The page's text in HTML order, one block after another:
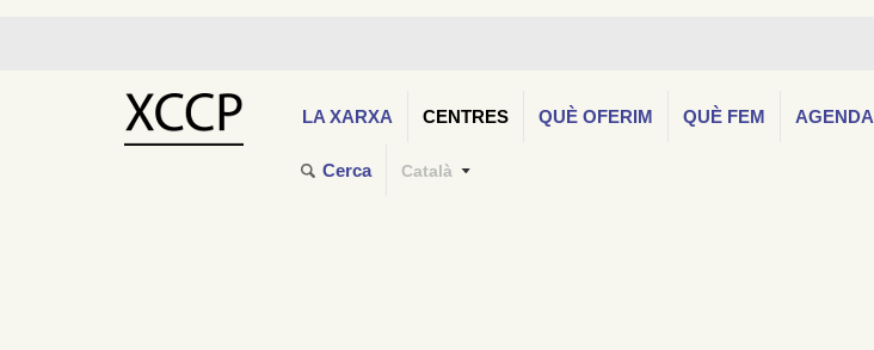
LA XARXA CENTRES QUÈ OFERIM QUÈ FEM AGENDA
Cerca Català